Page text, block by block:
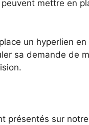
mettre en
un hyperlien
sa demande de
présentés sur